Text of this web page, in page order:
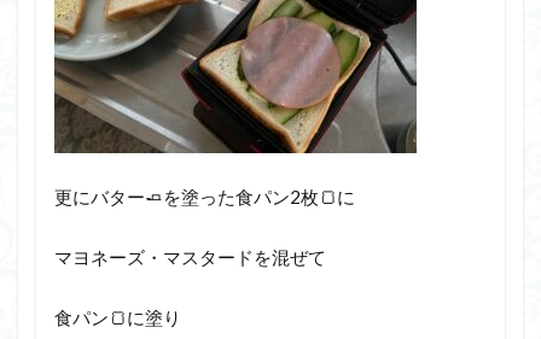
更にバター🧈を塗った食パン2枚🍞に
マヨネーズ・マスタードを混ぜて
食パン🍞に塗り